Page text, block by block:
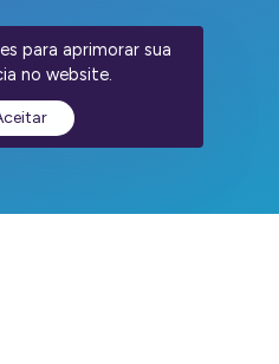
para aprimorar sua
no website.